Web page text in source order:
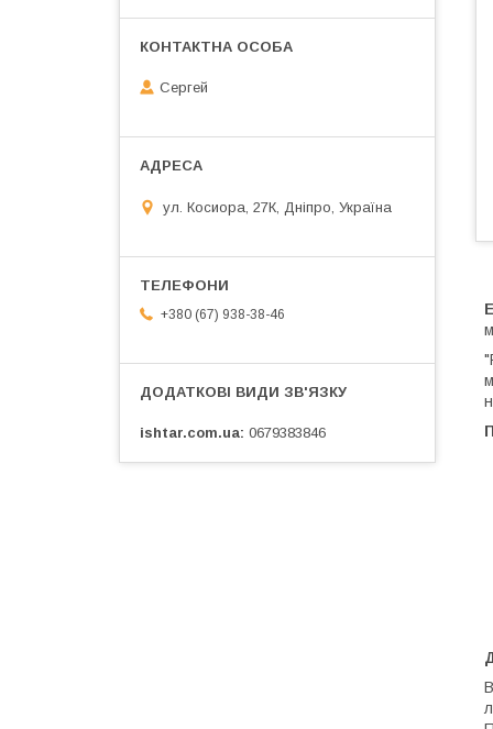
Сергей
ул. Косиора, 27К, Дніпро, Україна
+380 (67) 938-38-46
ishtar.com.ua 0679383846